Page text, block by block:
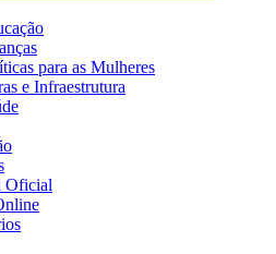
para as Mulheres
e Infraestrutura
Oficial